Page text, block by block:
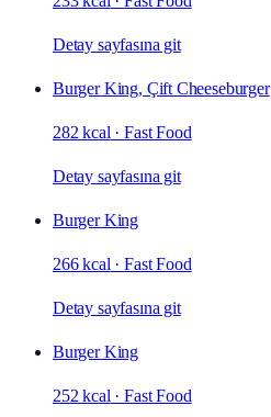
Detay sayfasına git
Burger King, Çift Cheeseburger
282 kcal ·Fast Food
Detay sayfasına git
Burger King
266 kcal ·Fast Food
Detay sayfasına git
Burger King
252 kcal ·Fast Food